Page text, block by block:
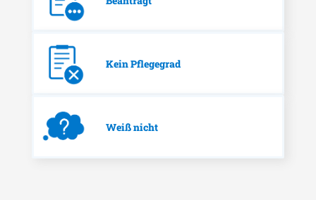
Kein Pflegegrad
Weiß nicht